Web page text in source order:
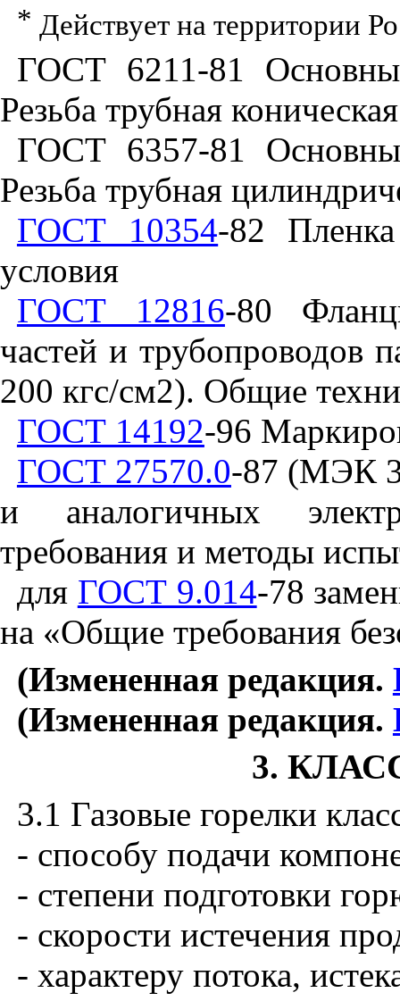
* Действует на территории
ГОСТ 6211-81
Резьба трубная коническая
ГОСТ 6357-81
Резьба трубная
ГОСТ 10354-82 Пленка
условия
ГОСТ 12816-80
частей и
200 кгс/см2). Общие
ГОСТ 14192-96
ГОСТ 27570.0-87 (МЭК
и аналогичных
требования и методы
для ГОСТ 9.014-78
на «Общие требования
(Измененная редакция.
(Измененная редакция.
3.
3.1 Газовые горелки
- способу подачи
- степени подготовки
- скорости истечения
- характеру потока,